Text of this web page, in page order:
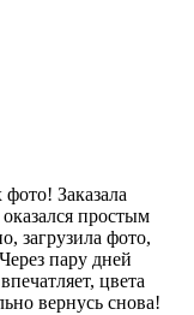
Заказала
оказался простым
загрузила фото,
пару дней
цвета
вернусь снова!